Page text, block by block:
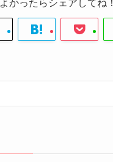
よかったらシェアしてね！